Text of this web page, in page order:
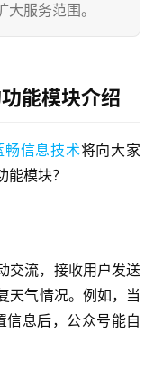
服务范围。
能模块介绍
信息技术将向大家
能模块？
交流，接收用户发送
天气情况。例如，当
信息后，公众号能自